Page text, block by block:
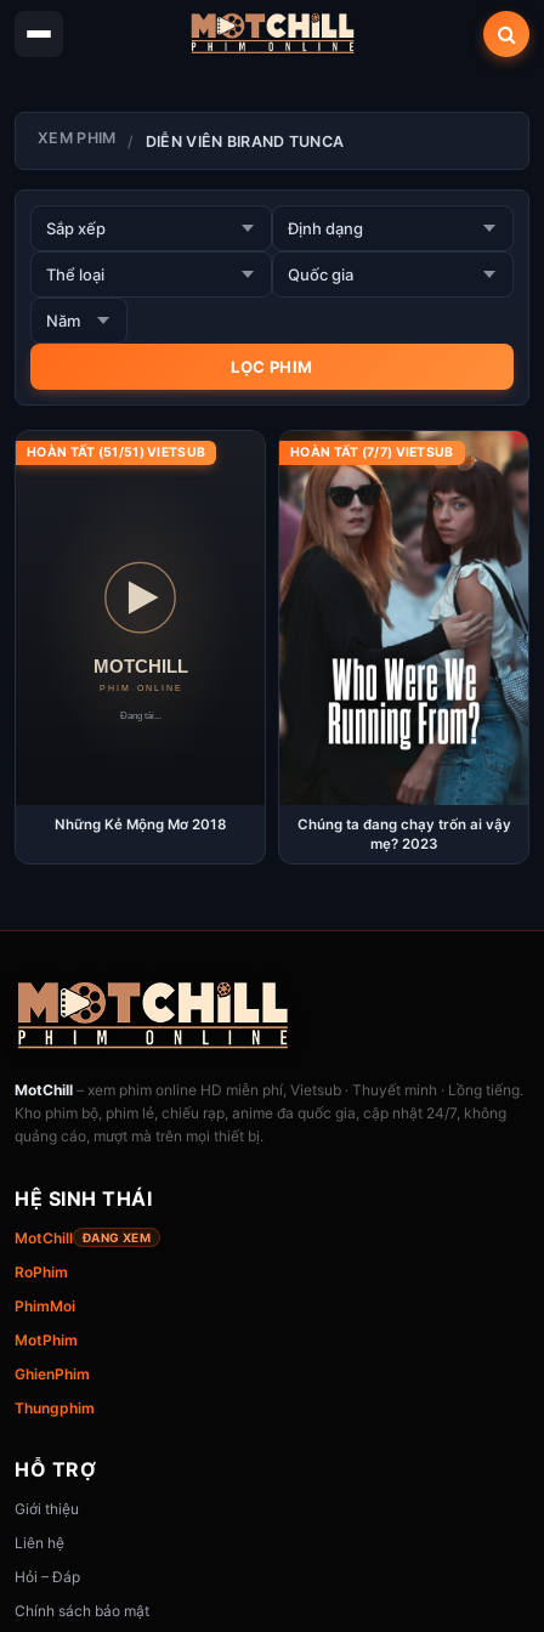
XEM PHIM DIỄN VIÊN BIRAND TUNCA
HOÀN TẤT (51/51) VIETSUB
Những Kẻ Mộng Mơ 2018
HOÀN TẤT (7/7) VIETSUB
Chúng ta đang chạy trốn ai vậy
mẹ? 2023
MotChill – xem phim online HD miễn phí, Vietsub · Thuyết minh · Lồng tiếng.
Kho phim bộ, phim lẻ, chiếu rạp, anime đa quốc gia, cập nhật 24/7, không
quảng cáo, mượt mà trên mọi thiết bị.
HỆ SINH THÁI
MotChill ĐANG XEM
RoPhim
PhimMoi
MotPhim
GhienPhim
Thungphim
HỖ TRỢ
Giới thiệu
Liên hệ
Hỏi – Đáp
Chính sách bảo mật